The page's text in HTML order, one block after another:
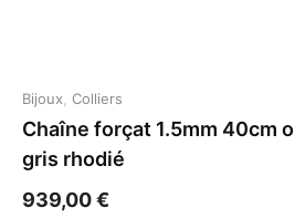
Bijoux Colliers
Chaîne forçat 1.5mm 40cm
gris rhodié
939,00€